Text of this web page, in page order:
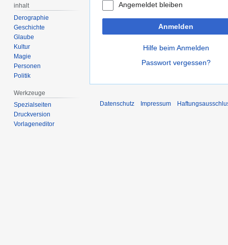
Angemeldet bleiben
Anmelden
Hilfe beim Anmelden
Passwort vergessen?
inhalt
Derographie
Geschichte
Glaube
Kultur
Magie
Personen
Politik
Werkzeuge
Spezialseiten
Druckversion
Vorlageneditor
Datenschutz Impressum